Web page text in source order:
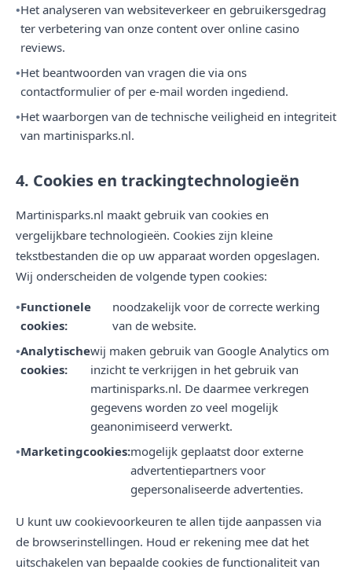
Het analyseren van websiteverkeer en gebruikersgedrag
ter verbetering van onze content over online casino
reviews.
Het beantwoorden van vragen die via ons
contactformulier of per e-mail worden ingediend.
Het waarborgen van de technische veiligheid en integriteit
van martinisparks.nl.
4. Cookies en trackingtechnologieën
Martinisparks.nl maakt gebruik van cookies en
vergelijkbare technologieën. Cookies zijn kleine
tekstbestanden die op uw apparaat worden opgeslagen.
Wij onderscheiden de volgende typen cookies:
Functionele
cookies:
noodzakelijk voor de correcte werking
van de website.
Analytische
cookies:
wij maken gebruik van Google Analytics om
inzicht te verkrijgen in het gebruik van
martinisparks.nl. De daarmee verkregen
gegevens worden zo veel mogelijk
geanonimiseerd verwerkt.
Marketingcookies:mogelijk geplaatst door externe
advertentiepartners voor
gepersonaliseerde advertenties.
U kunt uw cookievoorkeuren te allen tijde aanpassen via
de browserinstellingen. Houd er rekening mee dat het
uitschakelen van bepaalde cookies de functionaliteit van